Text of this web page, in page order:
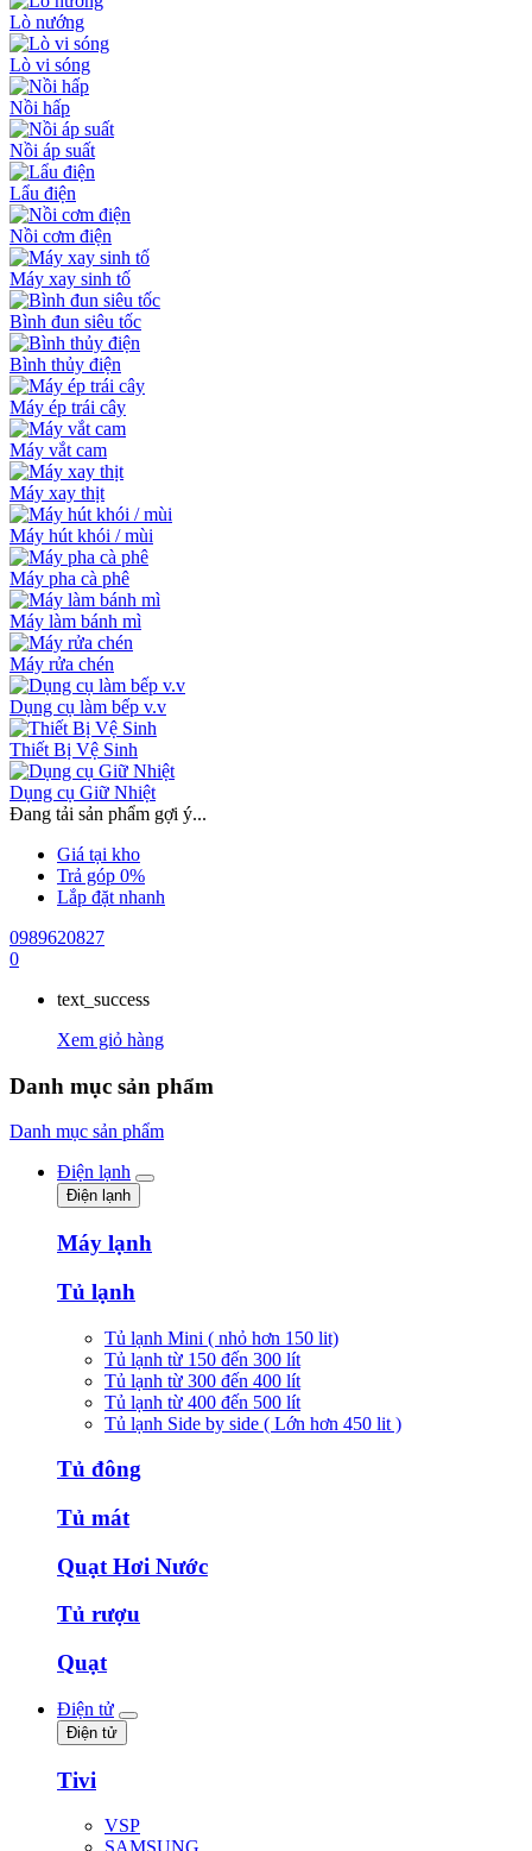
Lò nướng
Lò vi sóng
Nồi hấp
Nồi áp suất
Lẩu điện
Nồi cơm điện
Máy xay sinh tố
Bình đun siêu tốc
Bình thủy điện
Máy ép trái cây
Máy vắt cam
Máy xay thịt
Máy hút khói / mùi
Máy pha cà phê
Máy làm bánh mì
Máy rửa chén
Dụng cụ làm bếp v.v
Thiết Bị Vệ Sinh
Dụng cụ Giữ Nhiệt
Đang tải sản phẩm gợi ý...
Giá tại kho
Trả góp 0%
Lắp đặt nhanh
0989620827
0
text_success
Xem giỏ hàng
Danh mục sản phẩm
Danh mục sản phẩm
Điện lạnh
Điện lạnh
Máy lạnh
Tủ lạnh
Tủ lạnh Mini ( nhỏ hơn 150 lit)
Tủ lạnh từ 150 đến 300 lít
Tủ lạnh từ 300 đến 400 lít
Tủ lạnh từ 400 đến 500 lít
Tủ lạnh Side by side ( Lớn hơn 450 lit )
Tủ đông
Tủ mát
Quạt Hơi Nước
Tủ rượu
Quạt
Điện tử
Điện tử
Tivi
VSP